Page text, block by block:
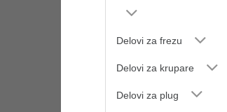
Delovi za frezu
Delovi za krupare
Delovi za plug